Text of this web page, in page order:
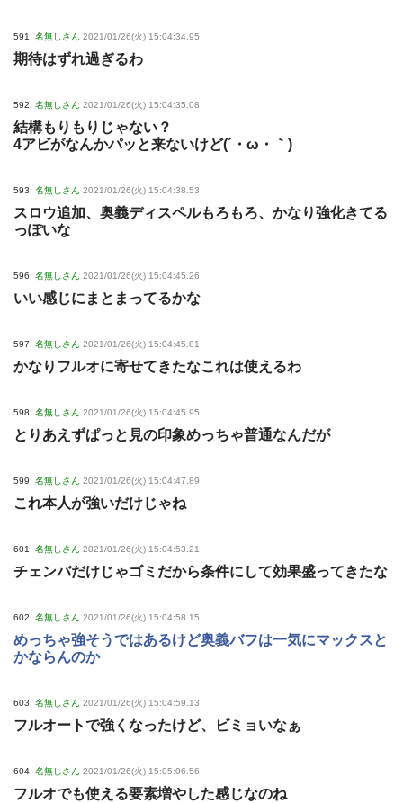
591: 名無しさん 2021/01/26(火) 15:04:34.95
期待はずれ過ぎるわ
592: 名無しさん 2021/01/26(火) 15:04:35.08
結構もりもりじゃない？
4アビがなんかパッと来ないけど(´・ω・｀)
593: 名無しさん 2021/01/26(火) 15:04:38.53
スロウ追加、奥義ディスペルもろもろ、かなり強化きてる
っぽいな
596: 名無しさん 2021/01/26(火) 15:04:45.26
いい感じにまとまってるかな
597: 名無しさん 2021/01/26(火) 15:04:45.81
かなりフルオに寄せてきたなこれは使えるわ
598: 名無しさん 2021/01/26(火) 15:04:45.95
とりあえずぱっと見の印象めっちゃ普通なんだが
599: 名無しさん 2021/01/26(火) 15:04:47.89
これ本人が強いだけじゃね
601: 名無しさん 2021/01/26(火) 15:04:53.21
チェンバだけじゃゴミだから条件にして効果盛ってきたな
602: 名無しさん 2021/01/26(火) 15:04:58.15
めっちゃ強そうではあるけど奥義バフは一気にマックスと
かならんのか
603: 名無しさん 2021/01/26(火) 15:04:59.13
フルオートで強くなったけど、ビミョいなぁ
604: 名無しさん 2021/01/26(火) 15:05:06.56
フルオでも使える要素増やした感じなのね